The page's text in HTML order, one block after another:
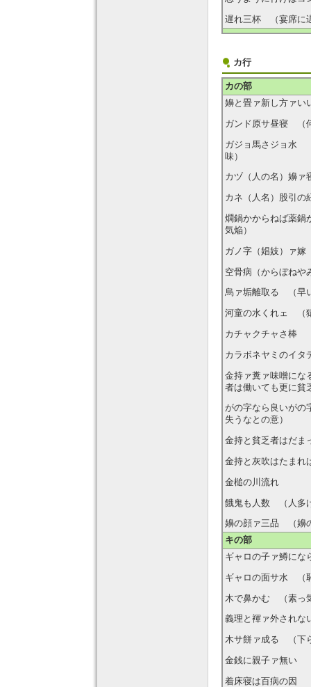
遅れ三杯 （宴席に
カ行
カの部
嬶と畳ァ新し方ァい
ガンド原サ昼寝 （
ガジョ馬さジョ水
味）
カヅ（人の名）嬶
カネ（人名）股引の
燗鍋かからねば薬
気焔）
ガノ字（娼妓）ァ
空骨病（からぼね
烏ァ垢離取る （早
河童の水くれェ （
カチャクチャさ棒
カラボネヤミのイ
金持ァ糞ァ味噌に
者は働いても更に貧
がの字なら良いが
失うなとの意）
金持と貧乏者はだ
金持と灰吹はたまれ
金槌の川流れ
餓鬼も人数 （人多
嬶の顔ァ三品 （嬶
キの部
ギャロの子ァ鱒にな
ギャロの面サ水 （
木で鼻かむ （素っ
義理と褌ァ外され
木サ餅ァ成る （下
金銭に親子ァ無い
着床寝は百病の因